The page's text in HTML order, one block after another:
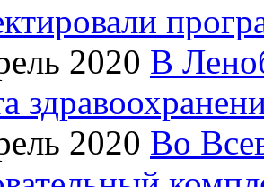
2020 В
2020 Во